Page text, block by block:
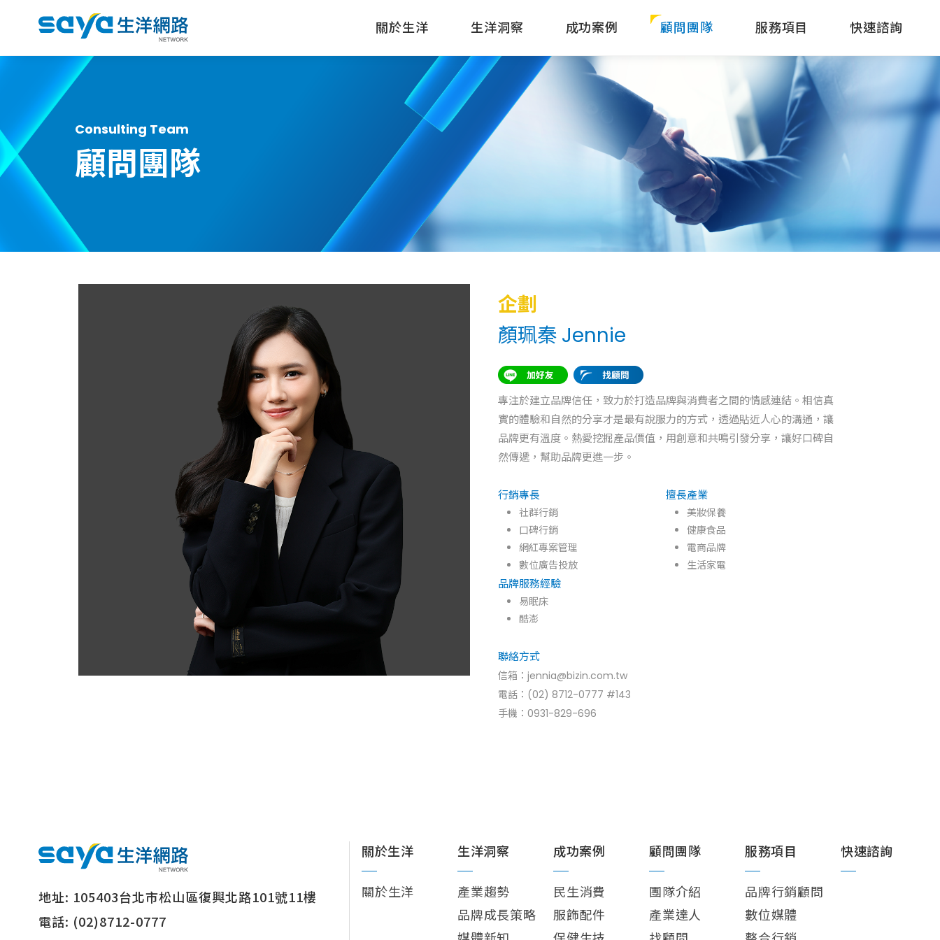
關於生洋 生洋洞察 成功案例 顧問團隊 服務項目 快速諮詢
Consulting Team
顧問團隊
企劃
顏珮秦 Jennie
專注於建立品牌信任，致力於打造品牌與消費者之間的情感連結。相信真
實的體驗和自然的分享才是最有說服力的方式，透過貼近人心的溝通，讓
品牌更有溫度。熱愛挖掘產品價值，用創意和共鳴引發分享，讓好口碑自
然傳遞，幫助品牌更進一步。
行銷專長
社群行銷
口碑行銷
網紅專案管理
數位廣告投放
擅長產業
美妝保養
健康食品
電商品牌
生活家電
品牌服務經驗
易眠床
酷澎
聯絡方式
信箱：jennia@bizin.com.tw
電話： (02) 8712-0777 #143
手機： 0931-829-696
地址: 105403台北市松山區復興北路101號11樓
電話: (02)8712-0777
關於生洋
關於生洋
生洋洞察
產業趨勢
品牌成長策略
成功案例
民生消費
服飾配件
顧問團隊
團隊介紹
產業達人
服務項目
品牌行銷顧問
數位媒體
快速諮詢